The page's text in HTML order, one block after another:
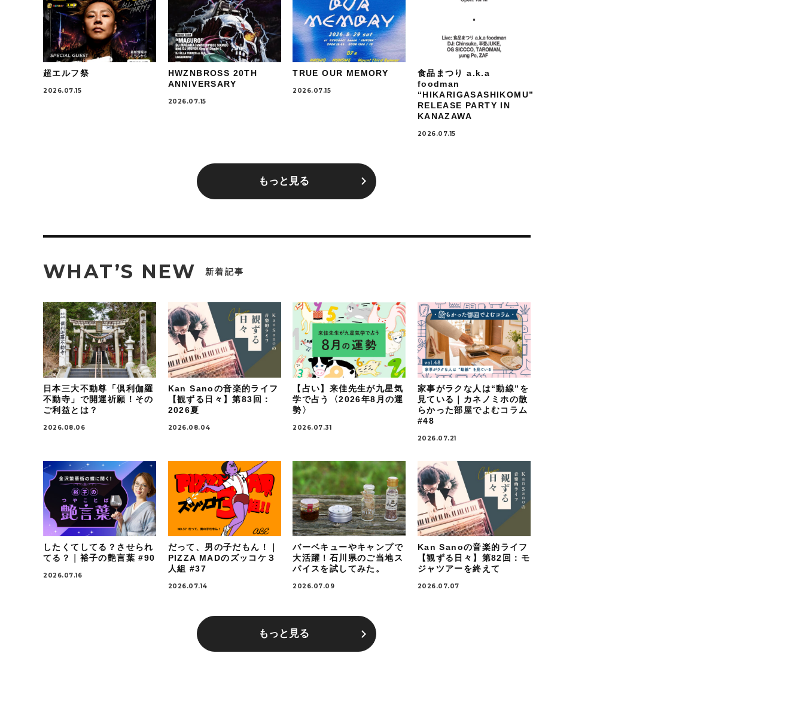
超エルフ祭
2026.07.15
HWZNBROSS 20TH
ANNIVERSARY
2026.07.15
TRUE OUR MEMORY
2026.07.15
食品まつり a.k.a
foodman
“HIKARIGASASHIKOMU”
RELEASE PARTY IN
KANAZAWA
2026.07.15
もっと見る
WHAT’S NEW 新着記事
日本三大不動尊「倶利伽羅
不動寺」で開運祈願！その
ご利益とは？
2026.08.06
Kan Sanoの音楽的ライフ
【観ずる日々】第83回：
2026夏
2026.08.04
【占い】来佳先生が九星気
学で占う〈2026年8月の運
勢〉
2026.07.31
家事がラクな人は“動線”を
見ている｜カネノミホの散
らかった部屋でよむコラム
#48
2026.07.21
したくてしてる？させられ
てる？｜裕子の艶言葉 #90
2026.07.16
だって、男の子だもん！｜
PIZZA MADのズッコケ３
人組 #37
2026.07.14
バーベキューやキャンプで
大活躍！石川県のご当地ス
パイスを試してみた。
2026.07.09
Kan Sanoの音楽的ライフ
【観ずる日々】第82回：モ
ジャツアーを終えて
2026.07.07
もっと見る